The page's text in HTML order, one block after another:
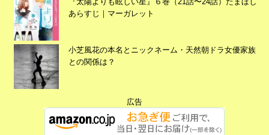
広告
あらすじ｜マーガレット
小芝風花の本名とニックネーム・天然朝ドラ女優家族
との関係は？
広告